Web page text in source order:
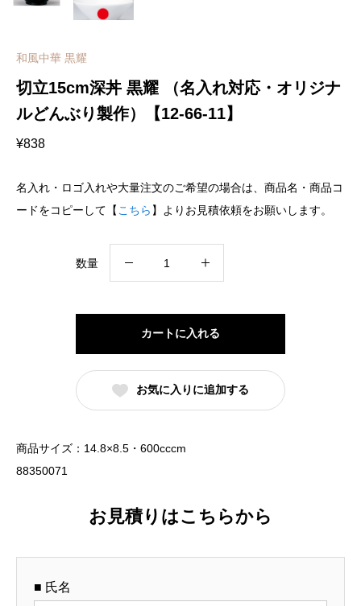
和風中華 黒耀
切立15cm深丼 黒耀 （名入れ対応・オリジナ
ルどんぶり製作）【12-66-11】
¥838
名入れ・ロゴ入れや大量注文のご希望の場合は、商品名・商品コ
ードをコピーして【 こちら 】よりお見積依頼をお願いします。
数量
黒
耀
（名
オ
カートに入れる
お気に入りに追加する
商品サイズ：14.8×8.5・600cccm
88350071
お見積りはこちらから
■ 氏名